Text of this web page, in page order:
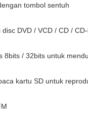
tombol sentuh
DVD / VCD / CD /
8bits / 32bits untuk
kartu SD untuk